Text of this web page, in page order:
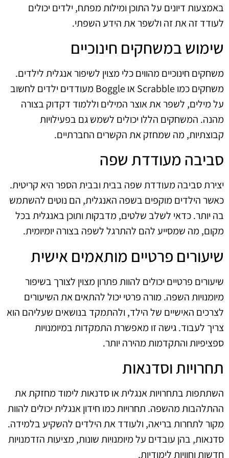
באמצעות דיונים על התוכן ומילות מפתח, ילדים יכולים
לעודד זה את זה ולשפר את הידע השפתי.
שימוש במשחקים חינוכיים
משחקים חינוכיים מהווים כלי מצוין לשיפור אנגלית לילדים.
משחקים כמו Scrabble או Boggle מעודדים ילדים לחשוב
על מילים, לשפר את אוצר המילים וללמוד דקדוק בצורה
מהנה. המשחקים הללו יכולים לשמש גם בפעילויות
קבוצתיות, מה שמחזק את הקשרים החברתיים.
סביבה מעודדת שפה
יצירת סביבה מעודדת שפה בבית ובבית הספר היא קריטית.
כאשר הילדים מוקפים בשפה האנגלית, הם נוטים להשתמש
בה יותר. כדאי לשלב שלטים, מדבקות ותוכן באנגלית בכל
מקום, מה שמסייע להם להתרגל לשפה בצורה יומיומית.
שיעורים פרטיים מותאמים אישית
שיעורים פרטיים יכולים להוות פתרון מצוין לצורך בשיפור
מיומנויות השפה. מורה פרטי יכול להתאים את השיעורים
לצרכים האישיים של הילד, ולהתמקד בנושאים שעליהם הוא
צריך לעבוד. גישה זו מאפשרת התמקדות במיומנויות
ספציפיות והתקדמות מהירה יותר.
תחרויות וסדנאות
השתתפות בתחרויות אנגלית או סדנאות לימוד מחזקת את
ההתלהבות מהשפה. תחרויות כמו חידון אנגלית יכולים להוות
מקור לתחרות בריאה, ולעודד את הילדים להשקיע בלמידה.
סדנאות, בהן עובדים על מיומנויות שונות, מציעות הזדמנויות
חדשות וחוויות לימודיות.